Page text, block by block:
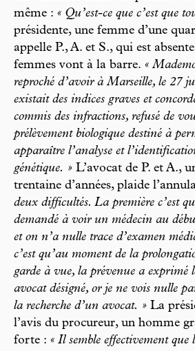
même : « Qu’est-ce que c’est que
présidente, une femme d’une
appelle P., A. et S., qui est
femmes vont à la barre. «
reproché d’avoir à Marseille, le 27
existait des indices graves et
commis des infractions, refusé de
prélèvement biologique destiné à
apparaître l’analyse et
génétique. » L’avocat de P. et A.,
trentaine d’années, plaide
deux difficultés. La première c’est
demandé à voir un médecin au
et on n’a nulle trace d’examen
c’est qu’au moment de la
garde à vue, la prévenue a exprimé
avocat désigné, or je ne vois nulle
la recherche d’un avocat. » La
l’avis du procureur, un homme
forte : « Il semble effectivement que